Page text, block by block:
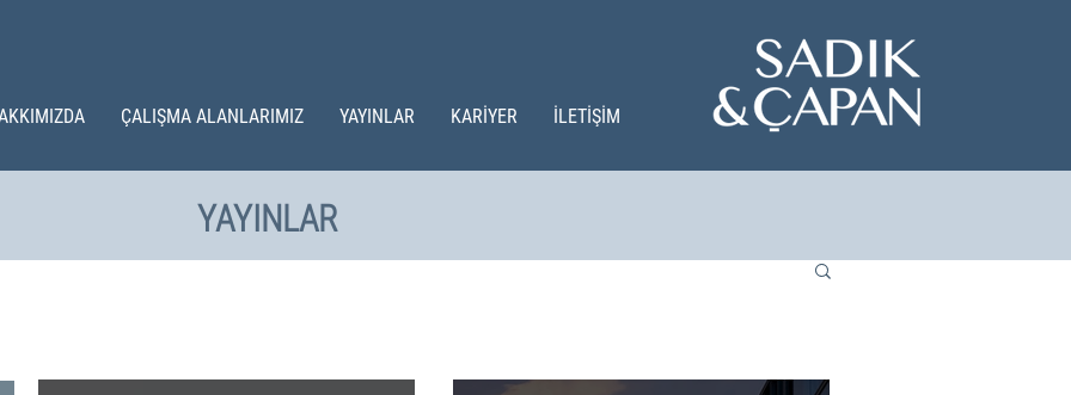
ÇALIŞMA ALANLARIMIZ YAYINLAR KARİYER İLETİŞİM
YAYINLAR